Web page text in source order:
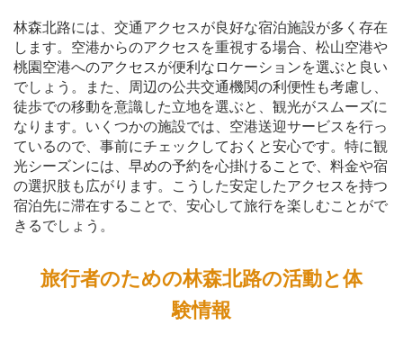
林森北路には、交通アクセスが良好な宿泊施設が多く存在
します。空港からのアクセスを重視する場合、松山空港や
桃園空港へのアクセスが便利なロケーションを選ぶと良い
でしょう。また、周辺の公共交通機関の利便性も考慮し、
徒歩での移動を意識した立地を選ぶと、観光がスムーズに
なります。いくつかの施設では、空港送迎サービスを行っ
ているので、事前にチェックしておくと安心です。特に観
光シーズンには、早めの予約を心掛けることで、料金や宿
の選択肢も広がります。こうした安定したアクセスを持つ
宿泊先に滞在することで、安心して旅行を楽しむことがで
きるでしょう。
旅行者のための林森北路の活動と体
験情報